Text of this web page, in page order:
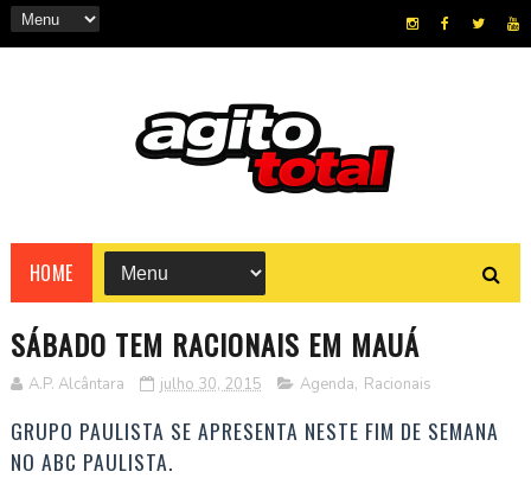
HOME
SÁBADO TEM RACIONAIS EM MAUÁ
A.P. Alcântara julho 30, 2015 Agenda, Racionais
GRUPO PAULISTA SE APRESENTA NESTE FIM DE SEMANA
NO ABC PAULISTA.